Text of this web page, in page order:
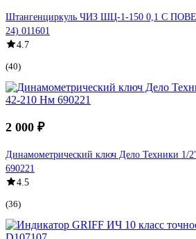
Штангенциркуль ЧИЗ ШЦ-1-150 0,1 С
24) 011601
4.7
(40)
2 000 ₽
Динамометрический ключ Дело Техники 1/
690221
4.5
(36)